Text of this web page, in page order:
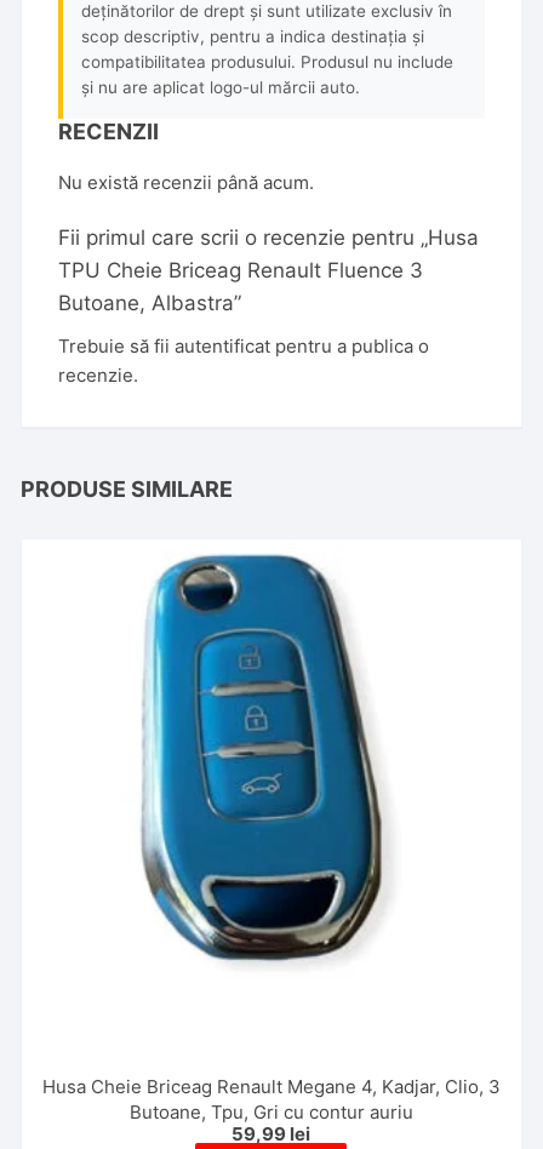
deținătorilor de drept și sunt utilizate exclusiv în
scop descriptiv, pentru a indica destinația și
compatibilitatea produsului. Produsul nu include
și nu are aplicat logo-ul mărcii auto.
RECENZII
Nu există recenzii până acum.
Fii primul care scrii o recenzie pentru „Husa
TPU Cheie Briceag Renault Fluence 3
Butoane, Albastra”
Trebuie să fiiautentificat pentru a publica o
recenzie.
PRODUSE SIMILARE
Husa Cheie Briceag Renault Megane 4, Kadjar, Clio, 3
Butoane, Tpu, Gri cu contur auriu
59,99 lei